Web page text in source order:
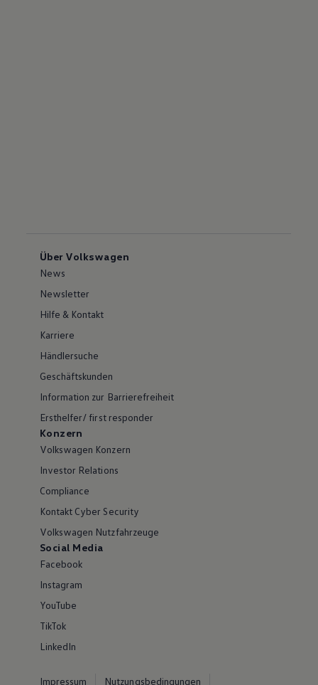
Über Volkswagen
News
Newsletter
Hilfe & Kontakt
Karriere
Händlersuche
Geschäftskunden
Information zur Barrierefreiheit
Ersthelfer/ first responder
Konzern
Volkswagen Konzern
Investor Relations
Compliance
Kontakt Cyber Security
Volkswagen Nutzfahrzeuge
Social Media
Facebook
Instagram
YouTube
TikTok
LinkedIn
Impressum
Nutzungsbedingungen